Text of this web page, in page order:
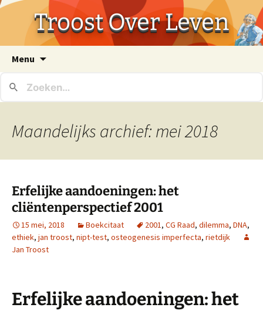
Troost Over Leven
Menu
inhoud
Maandelijks archief: mei 2018
Erfelijke aandoeningen: het
cliëntenperspectief 2001
15 mei, 2018 Boekcitaat 2001, CG Raad, dilemma, DNA,
ethiek, jan troost, nipt-test, osteogenesis imperfecta, rietdijk
Jan Troost
Erfelijke aandoeningen: het